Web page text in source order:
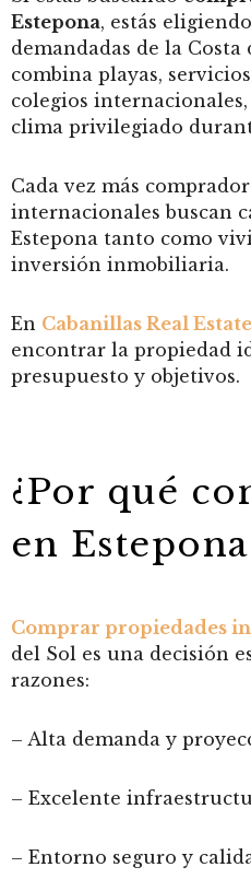
Estepona, estás
demandadas de la
combina playas,
colegios
clima privilegiado
Cada vez más
internacionales buscan
Estepona tanto como
inversión inmobiliaria.
En Cabanillas Real Estate
encontrar la propiedad
presupuesto y objetivos.
¿Por qué
en
Comprar propiedades
del Sol es una decisión
razones:
– Alta demanda y
– Excelente
– Entorno seguro y